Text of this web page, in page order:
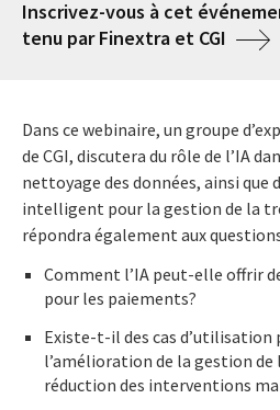
Inscrivez-vous à cet
tenu par Finextra et CGI
Dans ce webinaire, un groupe
de CGI, discutera du rôle de l’IA
nettoyage des données, ainsi que
intelligent pour la gestion de la
répondra également aux
Comment l’IA peut-elle offrir
pour les paiements?
Existe-t-il des cas d’utilisation
l’amélioration de la gestion
réduction des interventions